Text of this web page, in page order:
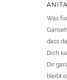
Was
dass
Dich
Dir
bleibt